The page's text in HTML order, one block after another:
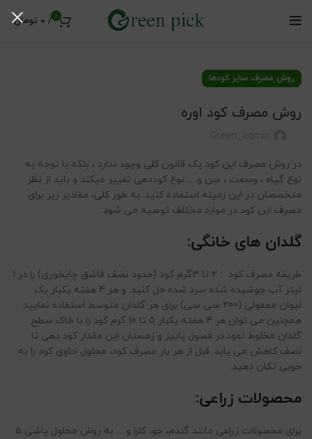
0
/
0 تومان
روش مصرف سایر کودها
روش مصرف کود اوره
در روش مصرف این کود یک قانون کلی وجود ندارد ، بلکه با توجه به
نوع گیاه ، وسعت ، سن و… نوع کوددهی تغییر میکند و باید از نظر
متخصصان در این زمینه استفاده کنید .به طور کلی، مقادیر زیر برای
مصرف این کود در موارد مختلف توصیه می شود:
گلدان های خانگی:
طریقه مصرف کود :
2 تا 3گرم کود (حدود نصف قاشق چایخوری) را در 1
لیتر آب جوشیده شده سرد شده حل کنید. و هر 4 هفته یکبار یک
لیوان معمولی (200 سی سی) برای هر گلدان متوسط استفاده نمایید.
همچنین می توان هر 4 هفته یکبار 5 تا 10 گرم کود را با خاک سطح
گلدان مخلوط نمود.در فصول پاییز و زمستان این مقدار کود دهی تا
نصف کاهش می یابد .قبل از هر بار مصرف کود، محلول حاوی کود را به
خوبی تکان دهید.
محصولات زراعی:
برای محصولات زراعی مانند گندم، جو، کلزا و… به روش محلول پاشی 5